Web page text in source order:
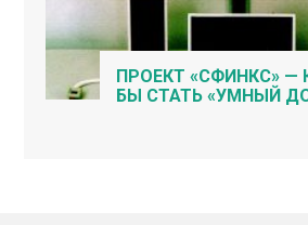
ПРОЕКТ «СФИНКС»
БЫ СТАТЬ «УМНЫЙ